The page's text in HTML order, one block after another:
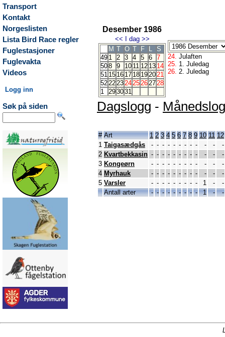
Transport
Kontakt
Norgeslisten
Lista Bird Race regler
Fuglestasjoner
Fuglevakta
Videos
Logg inn
Søk på siden
Desember 1986
<< I dag >>
M T O T F L
S
49 1 2 3 4 5 6 7
508 9 10 11 12 13 14
51 15 16 17 18 192021
5222232425262728
1 293031
24. Julaften
25. 1. Juledag
26. 2. Juledag
Dagslogg -
# Art 1 2 3 4 5 6 7 8 9 10 11 12
1 Taigasædgås - - - - - - - - - - -
-
2 Kvartbekkasin - - - - - - - - - - -
-
3 Kongeørn - - - - - - - - - - -
-
4 Myrhauk - - - - - - - - - - -
-
5 Varsler - - - - - - - - - 1 -
-
Antall arter
- - - - - - - - - 1 - -